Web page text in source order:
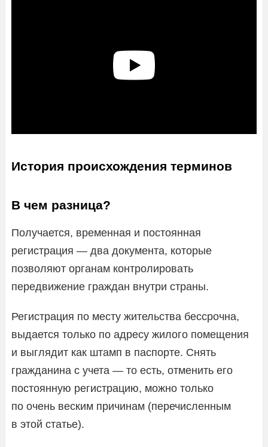
История происхождения терминов
В чем разница?
Получается, временная и постоянная
регистрация — два документа, которые
позволяют органам контролировать
передвижение граждан внутри страны.
Регистрация по месту жительства бессрочна,
выдается только по адресу жилого помещения
и выглядит как штамп в паспорте. Снять
гражданина с учета — то есть, отменить его
постоянную регистрацию, можно только
по очень веским причинам (перечисленным
в этой статье).